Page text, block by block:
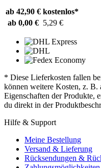
ab 42,90 € kostenlos*
ab 0,00 € 5,29 €
* Diese Lieferkosten fallen
können weitere Kosten, z. B.
Eigenschaften der Produkte,
du direkt in der
Hilfe & Support
Meine Bestellung
Versand & Lieferung
Rücksendungen &